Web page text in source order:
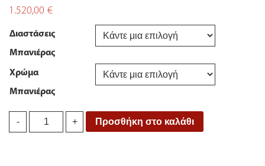
1.520,00 €
Διαστάσεις
Μπανιέρας
Χρώμα
Μπανιέρας
-
Μπανιέρα
+ Προσθήκη στο καλάθι